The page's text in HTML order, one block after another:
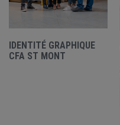
IDENTITÉ GRAPHIQUE
CFA ST MONT